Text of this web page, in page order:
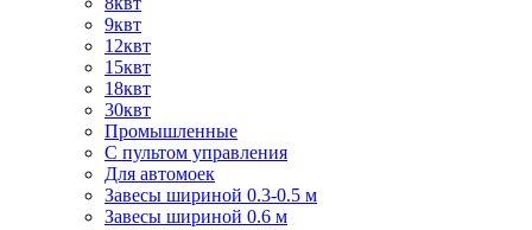
9квт
12квт
15квт
18квт
30квт
Промышленные
С пультом управления
Для автомоек
Завесы шириной 0.3-0.5 м
Завесы шириной 0.6 м